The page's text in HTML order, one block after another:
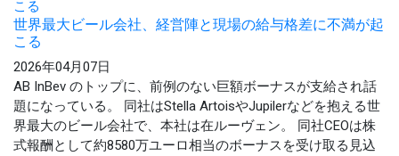
世界最大ビール会社、経営陣と現場の給与格差に不満が起
こる
2026年04月07日
AB InBev のトップに、前例のない巨額ボーナスが支給され話
題になっている。 同社はStella ArtoisやJupilerなどを抱える世
界最大のビール会社で、本社は在ルーヴェン。 同社CEOは株
式報酬として約8580万ユーロ相当のボーナスを受け取る見込